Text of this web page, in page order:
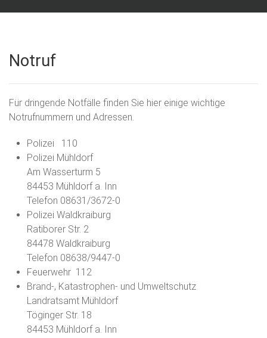
Notruf
Für dringende Notfälle finden Sie hier einige wichtige
Notrufnummern und Adressen.
Polizei 110
Polizei Mühldorf
Am Wasserturm 5
84453 Mühldorf a. Inn
Telefon 08631/3672-0
Polizei Waldkraiburg
Ratiborer Str. 2
84478 Waldkraiburg
Telefon 08638/9447-0
Feuerwehr 112
Brand-, Katastrophen- und Umweltschutz
Landratsamt Mühldorf
Töginger Str. 18
84453 Mühldorf a. Inn